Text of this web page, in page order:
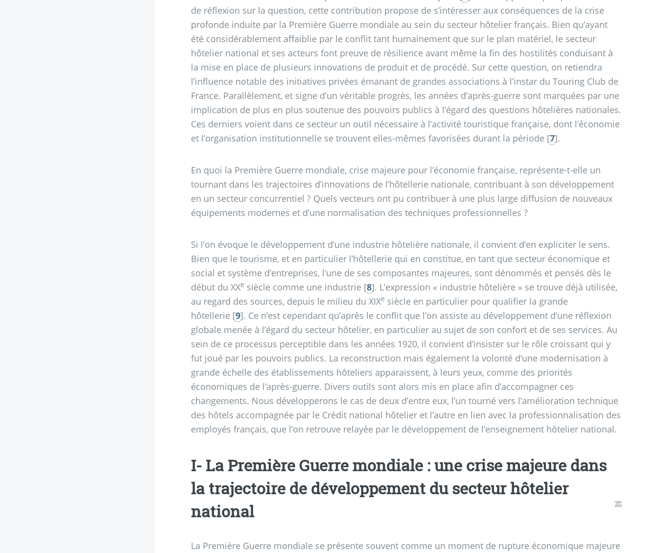
de réflexion sur la question, cette contribution propose de s’intéresser aux conséquences de la crise
profonde induite par la Première Guerre mondiale au sein du secteur hôtelier français. Bien qu’ayant
été considérablement affaiblie par le conflit tant humainement que sur le plan matériel, le secteur
hôtelier national et ses acteurs font preuve de résilience avant même la fin des hostilités conduisant à
la mise en place de plusieurs innovations de produit et de procédé. Sur cette question, on retiendra
l’influence notable des initiatives privées émanant de grandes associations à l’instar du Touring Club de
France. Parallèlement, et signe d’un véritable progrès, les années d’après-guerre sont marquées par une
implication de plus en plus soutenue des pouvoirs publics à l’égard des questions hôtelières nationales.
Ces derniers voient dans ce secteur un outil nécessaire à l’activité touristique française, dont l’économie
et l’organisation institutionnelle se trouvent elles-mêmes favorisées durant la période [7].
En quoi la Première Guerre mondiale, crise majeure pour l’économie française, représente-t-elle un
tournant dans les trajectoires d’innovations de l’hôtellerie nationale, contribuant à son développement
en un secteur concurrentiel ? Quels vecteurs ont pu contribuer à une plus large diffusion de nouveaux
équipements modernes et d’une normalisation des techniques professionnelles ?
Si l’on évoque le développement d’une industrie hôtelière nationale, il convient d’en expliciter le sens.
Bien que le tourisme, et en particulier l’hôtellerie qui en constitue, en tant que secteur économique et
social et système d’entreprises, l’une de ses composantes majeures, sont dénommés et pensés dès le
début du XXe siècle comme une industrie [8]. L’expression « industrie hôtelière » se trouve déjà utilisée,
au regard des sources, depuis le milieu du XIXe siècle en particulier pour qualifier la grande
hôtellerie [9]. Ce n’est cependant qu’après le conflit que l’on assiste au développement d’une réflexion
globale menée à l’égard du secteur hôtelier, en particulier au sujet de son confort et de ses services. Au
sein de ce processus perceptible dans les années 1920, il convient d’insister sur le rôle croissant qui y
fut joué par les pouvoirs publics. La reconstruction mais également la volonté d’une modernisation à
grande échelle des établissements hôteliers apparaissent, à leurs yeux, comme des priorités
économiques de l’après-guerre. Divers outils sont alors mis en place afin d’accompagner ces
changements. Nous développerons le cas de deux d’entre eux, l’un tourné vers l’amélioration technique
des hôtels accompagnée par le Crédit national hôtelier et l’autre en lien avec la professionnalisation des
employés français, que l’on retrouve relayée par le développement de l’enseignement hôtelier national.
I- La Première Guerre mondiale : une crise majeure dans
la trajectoire de développement du secteur hôtelier
national
La Première Guerre mondiale se présente souvent comme un moment de rupture économique majeure